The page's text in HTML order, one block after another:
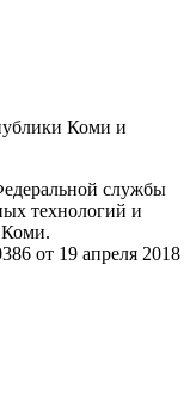
Коми и
службы
технологий и
Коми.
от 19 апреля 2018